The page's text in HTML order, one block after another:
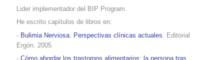
Lider implementador del BIP Program.
He escrito capítulos de libros en:
- Bulimia Nerviosa. Perspectivas clínicas actuales . Editorial
Ergón. 2005
- Cómo abordar los trastornos alimentarios: la persona tras